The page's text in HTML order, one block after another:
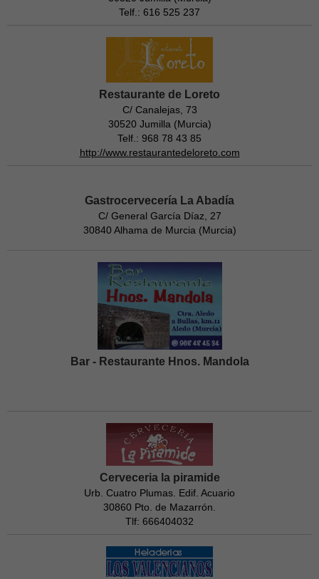
Telf.: 616 525 237
Restaurante de Loreto
C/ Canalejas, 73
30520 Jumilla (Murcia)
Telf.: 968 78 43 85
http://www.restaurantedeloreto.com
Gastrocervecería La Abadía
C/ General García Díaz, 27
30840 Alhama de Murcia (Murcia)
Bar - Restaurante Hnos. Mandola
Cerveceria la piramide
Urb. Cuatro Plumas. Edif. Acuario
30860 Pto. de Mazarrón.
Tlf: 666404032